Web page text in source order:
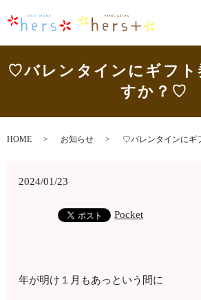
♡バレンタインにギフト
すか？♡
HOME お知らせ ♡バレンタインにギ
2024/01/23
Pocket
年が明け１月もあっという間に